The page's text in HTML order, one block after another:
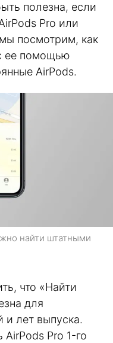
полезна, если
Pro или
посмотрим, как
ее помощью
AirPods.
найти штатными
что «Найти
для
и лет выпуска.
Pro 1-го